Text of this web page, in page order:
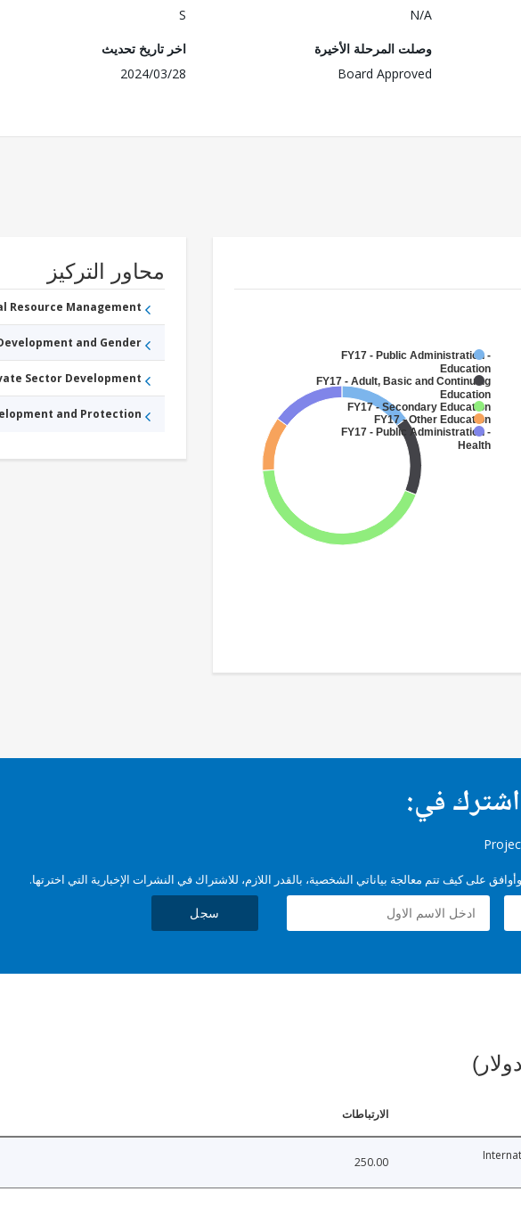
N/A
S
وصلت المرحلة الأخيرة
Board Approved
اخر تاريخ تحديث
2024/03/28
FY17 - Public Administration -
Education
FY17 - Adult, Basic and Continuing
Education
FY17 - Secondary Education
FY17 - Other Education
FY17 - Public Administration -
Health
محاور التركيز
Resource Management
and Gender
Sector Development
and Protection
اشترك في:
وأوافق على كيف تتم معالجة بياناتي الشخصية، بالقدر اللازم، للاشتراك في النشرات الإخبارية التي اخترتها.
سجل
الارتباطات
250.00